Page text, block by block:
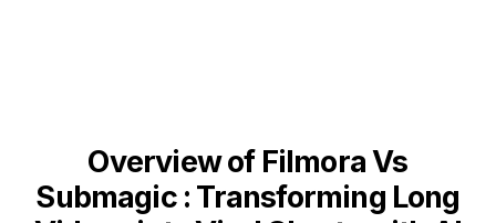
Overview of Filmora Vs
Submagic : Transforming Long